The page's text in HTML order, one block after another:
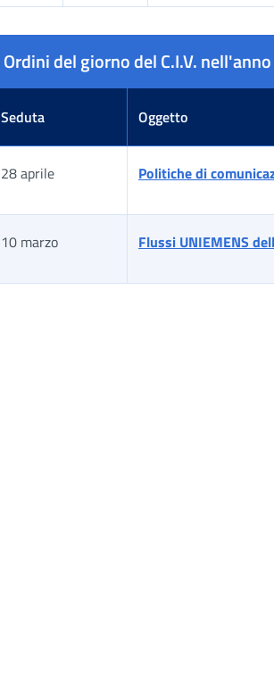
Ordini del giorno del C.I.V.
Seduta Oggetto
28 aprile Politiche di
10 marzo Flussi UNIEMENS